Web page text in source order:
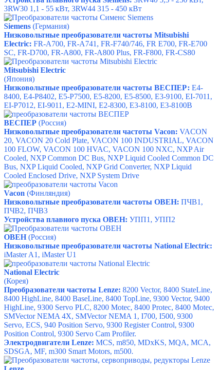
3RW30 1,1 - 55 кВт, 3RW44 315 - 450 кВт
Siemens (Германия)
Низковольтные преобразователи частоты Mitsubishi
Electric: FR-А700, FR-А741, FR-F740/746, FR E700, FR-E700
SC, FR-D700, FR-A800, FR-A800 Plus, FR-F800, FR-CS80
Mitsubishi Electric
(Япония)
Низковольтные преобразователи частоты ВЕСПЕР: E4-
8400, E4-P8402, E5-P7500, E5-8200, E5-8500, E3-9100, EI-7011 ,
EI-P7012, EI-9011 , E2-MINI, E2-8300, E3-8100, E3-8100B
ВЕСПЕР (Россия)
Низковольтные преобразователи частоты Vacon: VACON
20, VACON 20 Cold Plate, VACON 100 INDUSTRIAL, VACON
100 FLOW, VACON 100 HVAC, VACON 100 NXC, NXP Air
Cooled, NXP Common DC Bus, NXP Liquid Cooled Common DC
Bus, NXP Liquid Cooled, NXP Grid Converter, NXP Liquid
Cooled Enclosed Drive, NXP System Drive
Vacon (Финляндия)
Низковольтные преобразователи частоты ОВЕН: ПЧВ1,
ПЧВ2, ПЧВ3
Устройства плавного пуска ОВЕН: УПП1, УПП2
ОВЕН (Россия)
Низковольтные преобразователи частоты National Electric:
iMaster A1, iMaster U1
National Electric
(Корея)
Преобразователи частоты Lenze: 8200 Vector, 8400 StateLine,
8400 HighLine, 8400 BaseLine, 8400 TopLine, 9300 Vector, 9400
HighLine, 9300 Servo PLC, 8200 Motec, 8400 Protec, 8400 Motec,
SMVector NEMA 4X, SMVector NEMA 1, I700, I500, 9300
Servo, ECS, 940 Position Servo, 9300 Register Control, 9300
Position Control, 9300 Servo Cam Profiler.
Электродвигатели Lenze: MCS, m850, MDxKS, MQA, MCA,
SDSGA, MF, m300 Smart Motors, m500.